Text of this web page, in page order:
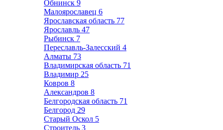
Обнинск 9
Малоярославец 6
Ярославская область 77
Ярославль 47
Рыбинск 7
Переславль-Залесский 4
Алматы 73
Владимирская область 71
Владимир 25
Ковров 8
Александров 8
Белгородская область 71
Белгород 29
Старый Оскол 5
Строитель 3